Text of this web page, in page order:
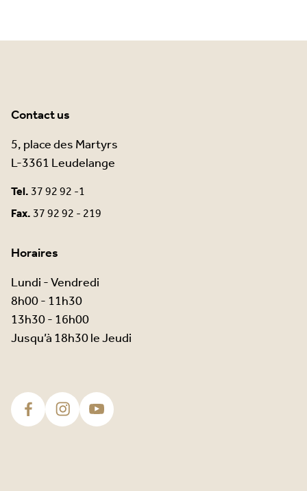
Contact us
5, place des Martyrs
L-3361 Leudelange
Tel.37 92 92 -1
Fax.37 92 92 - 219
Horaires
Lundi - Vendredi
8h00 - 11h30
13h30 - 16h00
Jusqu’à 18h30 le Jeudi